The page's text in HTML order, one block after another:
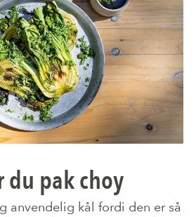
du pak choy
anvendelig kål fordi den er så